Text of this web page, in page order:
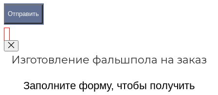
Отправить
Изготовление фальшпола на заказ
Заполните форму, чтобы получить